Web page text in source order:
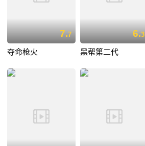
7.7
夺命枪火
6.3
黑帮第二代